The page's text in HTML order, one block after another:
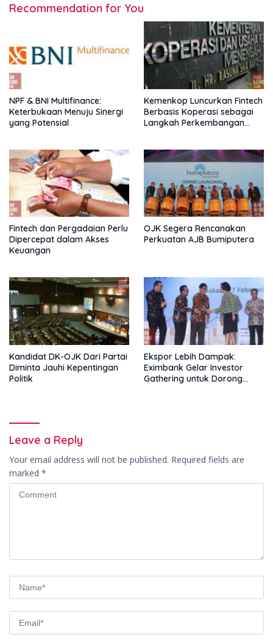
Recommendation for You
NPF & BNI Multifinance:
Keterbukaan Menuju Sinergi
yang Potensial
Kemenkop Luncurkan Fintech
Berbasis Koperasi sebagai
Langkah Perkembangan
Fintech dan Pergadaian Perlu
Dipercepat dalam Akses
Keuangan
OJK Segera Rencanakan
Perkuatan AJB Bumiputera
Kandidat DK-OJK Dari Partai
Diminta Jauhi Kepentingan
Politik
Ekspor Lebih Dampak:
Eximbank Gelar Investor
Gathering untuk Dorong
Leave a Reply
Your email address will not be published. Required fields are
marked *